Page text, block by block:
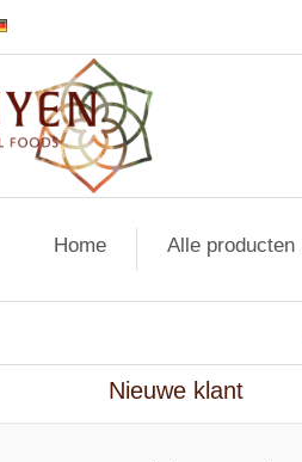
Home Alle producten
Nieuwe klant